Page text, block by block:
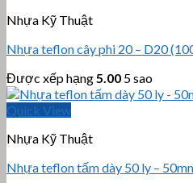
Nhựa Kỹ Thuật
Nhựa teflon cây phi 20 – D20
Được xếp hạng 5.00 5 sao
Quick View
Nhựa Kỹ Thuật
Nhựa teflon tấm dày 50 ly –